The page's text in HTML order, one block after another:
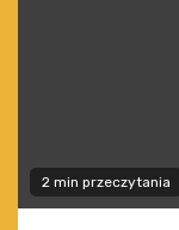
2 min przeczytania